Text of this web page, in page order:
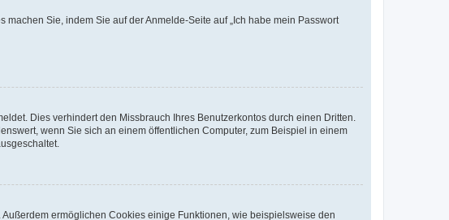
Sie, indem Sie auf der Anmelde-Seite auf „Ich habe mein Passwort
Dies verhindert den Missbrauch Ihres Benutzerkontos durch einen Dritten.
wenn Sie sich an einem öffentlichen Computer, zum Beispiel in einem
ermöglichen Cookies einige Funktionen, wie beispielsweise den